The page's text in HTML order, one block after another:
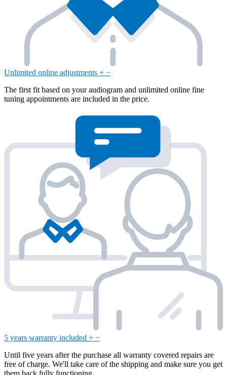
Unlimited online adjustments + −
The first fit based on your audiogram and unlimited online fine
tuning appointments are included in the price.
5 years warranty included + −
Until five years after the purchase all warranty covered repairs are
free of charge. We'll take care of the shipping and make sure you get
them back fully functioning.